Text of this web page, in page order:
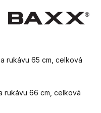
rukávu 65 cm, celková
rukávu 66 cm, celková